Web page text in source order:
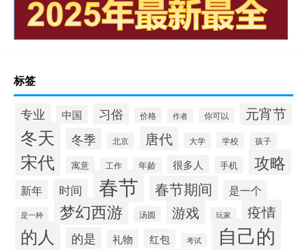
标签
专业 中国 习俗 价格 作者 你可以 元宵节
冬天 冬季 北京 唐代 大学 学校 孩子
宋代 寓意 工作 年龄 很多人 手机 攻略
新年 时间 春节 春节期间 是一个
是一种 梦幻西游 汤圆 游戏 玩家 疫情
的人 的是 礼物 红包 考试 自己的